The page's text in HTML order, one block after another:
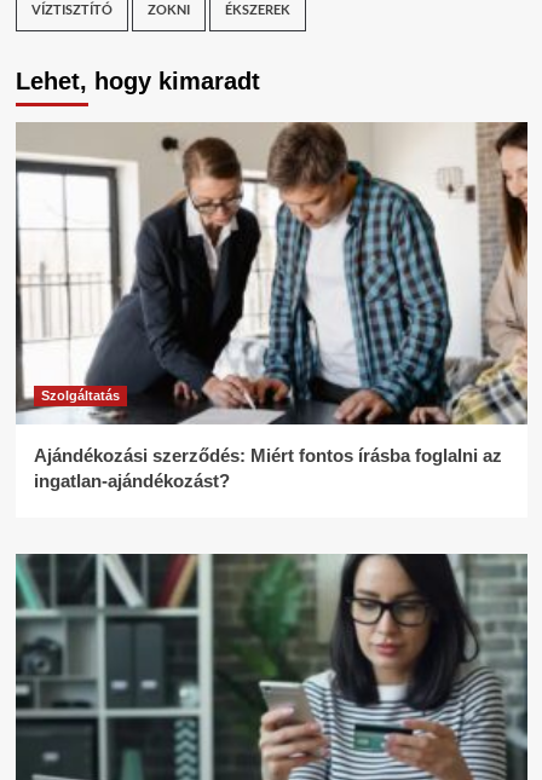
VÍZTISZTÍTÓ ZOKNI ÉKSZEREK
Lehet, hogy kimaradt
Szolgáltatás
Ajándékozási szerződés: Miért fontos írásba foglalni az
ingatlan-ajándékozást?